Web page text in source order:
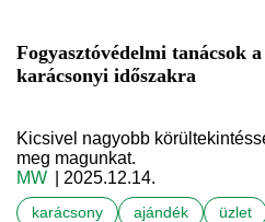
Fogyasztóvédelmi tanácsok a
karácsonyi időszakra
Kicsivel nagyobb
meg magunkat.
MW
| 2025.12.14.
karácsony ajándék üzlet